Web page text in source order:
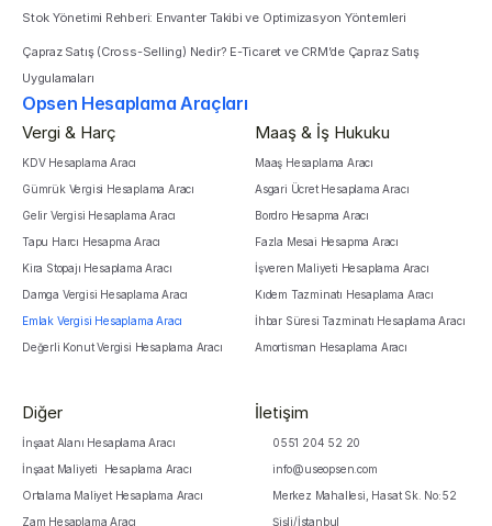
Stok Yönetimi Rehberi: Envanter Takibi ve Optimizasyon Yöntemleri
Çapraz Satış (Cross-Selling) Nedir? E-Ticaret ve CRM’de Çapraz Satış
Uygulamaları
Opsen Hesaplama Araçları
Vergi & Harç
KDV Hesaplama Aracı
Gümrük Vergisi Hesaplama Aracı
Gelir Vergisi Hesaplama Aracı
Tapu Harcı Hesapma Aracı
Kira Stopajı Hesaplama Aracı
Damga Vergisi Hesaplama Aracı
Emlak Vergisi Hesaplama Aracı
Değerli Konut Vergisi Hesaplama Aracı
Maaş & İş Hukuku
Maaş Hesaplama Aracı
Asgari Ücret Hesaplama Aracı
Bordro Hesapma Aracı
Fazla Mesai Hesapma Aracı
İşveren Maliyeti Hesaplama Aracı
Kıdem Tazminatı Hesaplama Aracı
İhbar Süresi Tazminatı Hesaplama Aracı
Amortisman Hesaplama Aracı
Diğer
İnşaat Alanı Hesaplama Aracı
İnşaat Maliyeti  Hesaplama Aracı
Ortalama Maliyet Hesaplama Aracı
Zam Hesaplama Aracı
İletişim
0551 204 52 20
info@useopsen.com
Merkez Mahallesi, Hasat Sk. No:52
Şişli/İstanbul